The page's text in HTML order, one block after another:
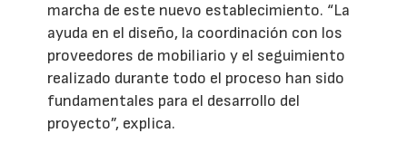
marcha de este nuevo establecimiento. “La
ayuda en el diseño, la coordinación con los
proveedores de mobiliario y el seguimiento
realizado durante todo el proceso han sido
fundamentales para el desarrollo del
proyecto”, explica.